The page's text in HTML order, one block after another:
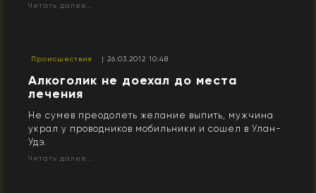
Читать далее...
Происшествия | 26.03.2012 10:48
Алкоголик не доехал до места
лечения
Не сумев преодолеть желание выпить, мужчина
украл у проводников мобильники и сошел в Улан-
Удэ.
Читать далее...